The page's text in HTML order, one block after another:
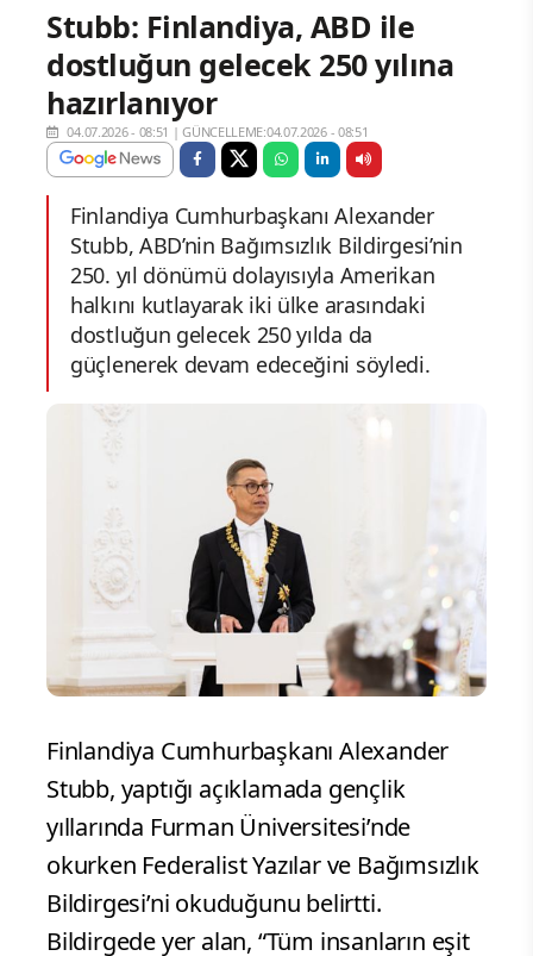
Stubb: Finlandiya, ABD ile
dostluğun gelecek 250 yılına
hazırlanıyor
04.07.2026 - 08:51 |GÜNCELLEME:04.07.2026 - 08:51
Finlandiya Cumhurbaşkanı Alexander
Stubb, ABD’nin Bağımsızlık Bildirgesi’nin
250. yıl dönümü dolayısıyla Amerikan
halkını kutlayarak iki ülke arasındaki
dostluğun gelecek 250 yılda da
güçlenerek devam edeceğini söyledi.
Finlandiya Cumhurbaşkanı Alexander
Stubb, yaptığı açıklamada gençlik
yıllarında Furman Üniversitesi’nde
okurken Federalist Yazılar ve Bağımsızlık
Bildirgesi’ni okuduğunu belirtti.
Bildirgede yer alan, “Tüm insanların eşit